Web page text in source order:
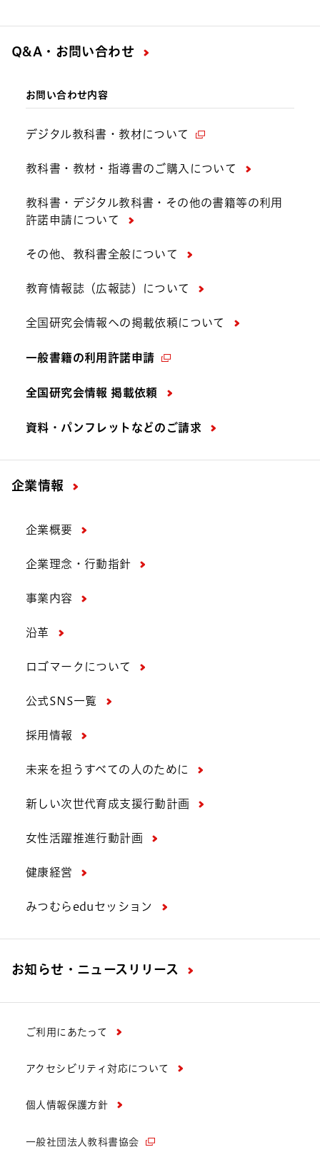
Q&A・お問い合わせ
お問い合わせ内容
デジタル教科書・教材について
教科書・教材・指導書のご購入について
教科書・デジタル教科書・その他の書籍等の利用
許諾申請について
その他、教科書全般について
教育情報誌（広報誌）について
全国研究会情報への掲載依頼について
一般書籍の利用許諾申請
全国研究会情報 掲載依頼
資料・パンフレットなどの ご請求
企業情報
企業概要
企業理念・行動指針
事業内容
沿革
ロゴマークについて
公式SNS一覧
採用情報
未来を担うすべての人のために
新しい次世代育成支援行動計画
女性活躍推進行動計画
健康経営
みつむらeduセッション
お知らせ・ニュースリリース
ご利用にあたって
アクセシビリティ対応について
個人情報保護方針
一般社団法人教科書協会